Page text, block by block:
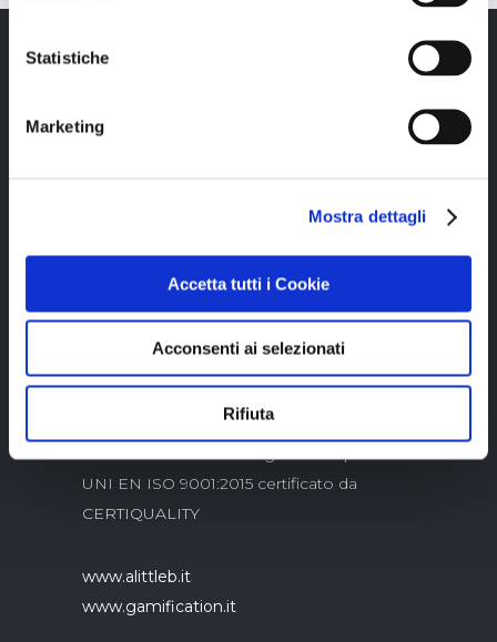
Statistiche
Marketing
Mostra dettagli
Accetta tutti i Cookie
Acconsenti ai selezionati
Rifiuta
UNI EN ISO 9001:2015 certificato da
CERTIQUALITY
www.alittleb.it
www.gamification.it